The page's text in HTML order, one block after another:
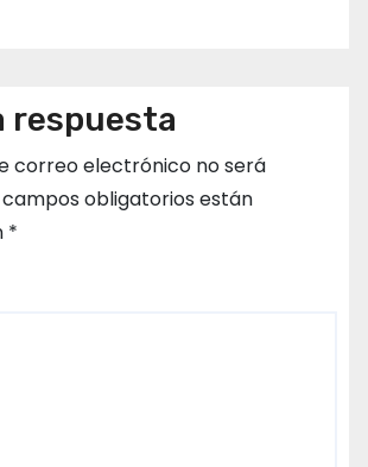
respuesta
correo electrónico no será
campos obligatorios están
*